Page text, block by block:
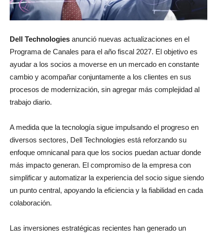
Dell Technologies anunció nuevas actualizaciones en el
Programa de Canales para el año fiscal 2027. El objetivo es
ayudar a los socios a moverse en un mercado en constante
cambio y acompañar conjuntamente a los clientes en sus
procesos de modernización, sin agregar más complejidad al
trabajo diario.
A medida que la tecnología sigue impulsando el progreso en
diversos sectores, Dell Technologies está reforzando su
enfoque omnicanal para que los socios puedan actuar donde
más impacto generan. El compromiso de la empresa con
simplificar y automatizar la experiencia del socio sigue siendo
un punto central, apoyando la eficiencia y la fiabilidad en cada
colaboración.
Las inversiones estratégicas recientes han generado un